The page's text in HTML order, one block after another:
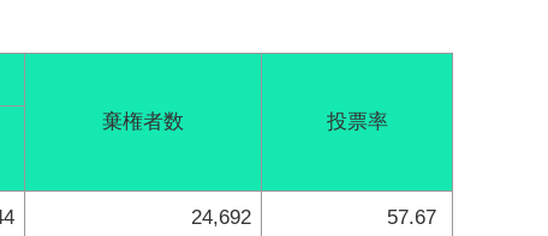
棄権者数
投票率
24,692 57.67